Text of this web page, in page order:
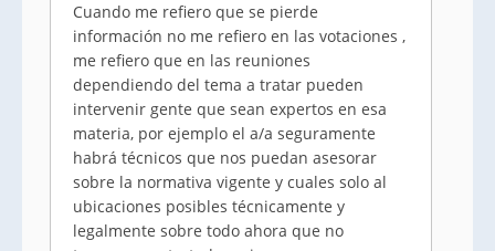
Cuando me refiero que se pierde
información no me refiero en las votaciones ,
me refiero que en las reuniones
dependiendo del tema a tratar pueden
intervenir gente que sean expertos en esa
materia, por ejemplo el a/a seguramente
habrá técnicos que nos puedan asesorar
sobre la normativa vigente y cuales solo al
ubicaciones posibles técnicamente y
legalmente sobre todo ahora que no